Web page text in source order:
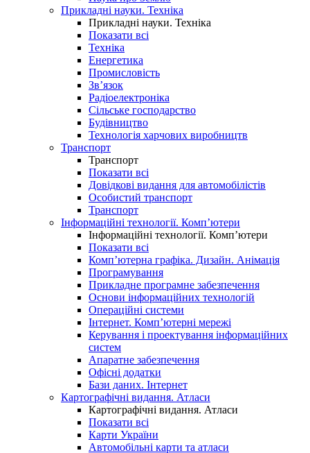
Прикладні науки. Техніка
Прикладні науки. Техніка
Показати всі
Техніка
Енергетика
Промисловість
Зв’язок
Радіоелектроніка
Сільське господарство
Будівництво
Технологія харчових виробництв
Транспорт
Транспорт
Показати всі
Довідкові видання для автомобілістів
Особистий транспорт
Транспорт
Інформаційні технології. Комп’ютери
Інформаційні технології. Комп’ютери
Показати всі
Комп’ютерна графіка. Дизайн. Анімація
Програмування
Прикладне програмне забезпечення
Основи інформаційних технологій
Операційні системи
Інтернет. Комп’ютерні мережі
Керування і проектування інформаційних
систем
Апаратне забезпечення
Офісні додатки
Бази даних. Інтернет
Картографічні видання. Атласи
Картографічні видання. Атласи
Показати всі
Карти України
Автомобільні карти та атласи